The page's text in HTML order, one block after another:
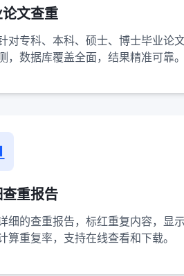
文查重
对专科、本科、硕士、博士毕业论
，数据库覆盖全面，结果精准可靠。
重报告
细的查重报告，标红重复内容，显
算重复率，支持在线查看和下载。